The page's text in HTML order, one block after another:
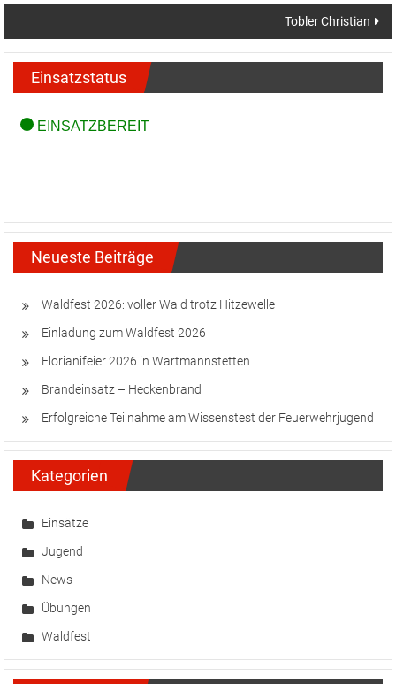
Tobler Christian
Einsatzstatus
Neueste Beiträge
Waldfest 2026: voller Wald trotz Hitzewelle
Einladung zum Waldfest 2026
Florianifeier 2026 in Wartmannstetten
Brandeinsatz – Heckenbrand
Erfolgreiche Teilnahme am Wissenstest der Feuerwehrjugend
Kategorien
Einsätze
Jugend
News
Übungen
Waldfest